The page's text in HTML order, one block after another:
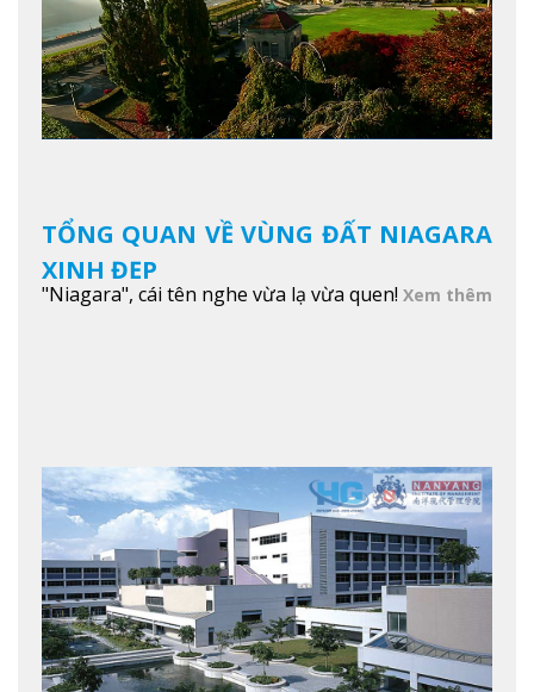
TỔNG QUAN VỀ VÙNG ĐẤT NIAGARA
XINH ĐẸP
"Niagara", cái tên nghe vừa lạ vừa quen! Xem thêm